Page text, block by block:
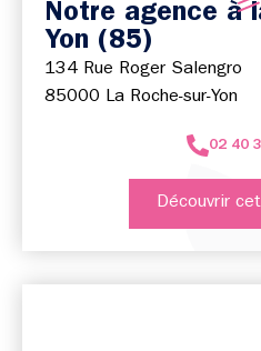
Notre agence à
Yon (85)
134 Rue Roger Salengro
85000 La Roche-sur-Yon
02 40
Découvrir